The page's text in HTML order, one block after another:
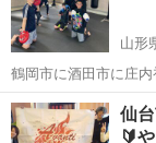
山形
鶴岡市に酒田市に庄内
シングは…
山形 鶴岡市
仙
🔰